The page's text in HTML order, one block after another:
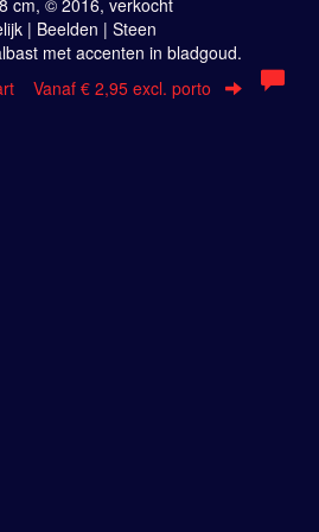
cm, © 2016, verkocht
| Beelden | Steen
met accenten in bladgoud.
Vanaf € 2,95 excl. porto